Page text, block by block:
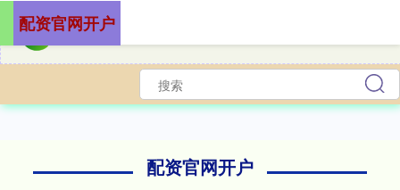
配资官网开户
配资官网开户